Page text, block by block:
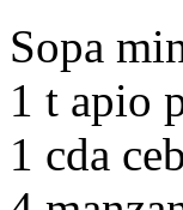
Sopa
1 t apio
1 cda